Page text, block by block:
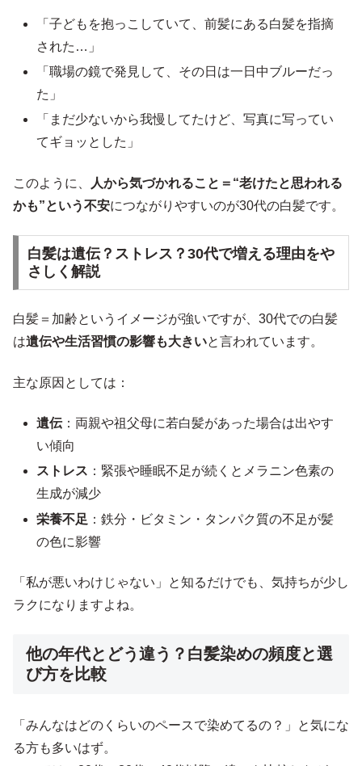
「子どもを抱っこしていて、前髪にある白髪を指摘
された…」
「職場の鏡で発見して、その日は一日中ブルーだっ
た」
「まだ少ないから我慢してたけど、写真に写ってい
てギョッとした」
このように、
人から気づかれること＝“老けたと思われる
かも”という不安につながりやすいのが30代の白髪です。
白髪は遺伝？ストレス？30代で増える理由をや
さしく解説
白髪＝加齢というイメージが強いですが、30代での白髪
は遺伝や生活習慣の影響も大きいと言われています。
主な原因としては：
遺伝：両親や祖父母に若白髪があった場合は出やす
い傾向
ストレス ：緊張や睡眠不足が続くとメラニン色素の
生成が減少
栄養不足 ：鉄分・ビタミン・タンパク質の不足が髪
の色に影響
「私が悪いわけじゃない」と知るだけでも、気持ちが少し
ラクになりますよね。
他の年代とどう違う？白髪染めの頻度と選
び方を比較
「みんなはどのくらいのペースで染めてるの？」と気にな
る方も多いはず。